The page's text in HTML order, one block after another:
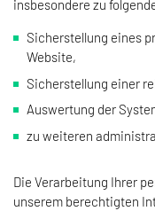
insbesondere zu
Sicherstellung eines
Website,
Sicherstellung einer
Auswertung der
zu weiteren
Die Verarbeitung Ihrer
unserem berechtigten